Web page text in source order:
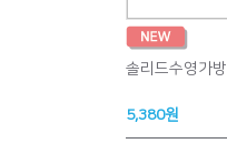
솔리드수영가방
5,380원